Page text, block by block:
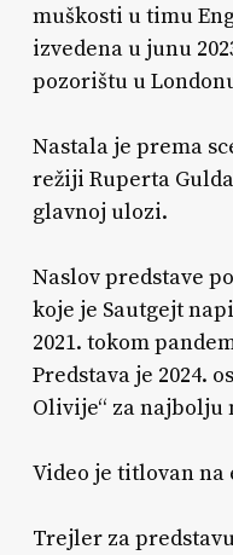
muškosti u timu
izvedena u junu
pozorištu u
Nastala je prema
režiji Ruperta
glavnoj ulozi.
Naslov predstave
koje je Sautgejt
2021. tokom
Predstava je 2024.
Olivije“ za najbolju
Video je titlovan
Trejler za